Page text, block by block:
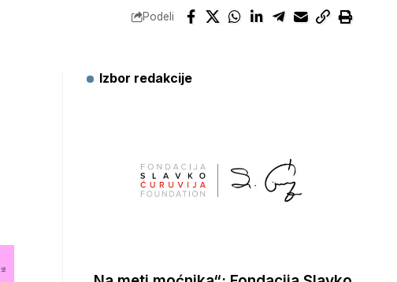
Podeli
Izbor redakcije